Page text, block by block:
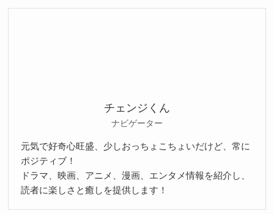
チェンジくん
ナビゲーター
元気で好奇心旺盛、少しおっちょこちょいだけど、常に
ポジティブ！
ドラマ、映画、アニメ、漫画、エンタメ情報を紹介し、
読者に楽しさと癒しを提供します！